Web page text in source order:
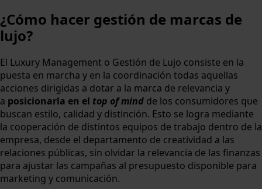
¿Cómo hacer gestión de marcas de
lujo?
El Luxury Management o Gestión de Lujo consiste en la
puesta en marcha y en la coordinación todas aquellas
acciones dirigidas a dotar a la marca de relevancia y
a posicionarla en el top of mind de los consumidores que
buscan estilo, calidad y distinción. Esto se logra mediante
la cooperación de distintos equipos de trabajo dentro de la
empresa, desde el departamento de creatividad a las
relaciones públicas, sin olvidar la relevancia de las finanzas
para ajustar las campañas al presupuesto disponible para
marketing y comunicación.